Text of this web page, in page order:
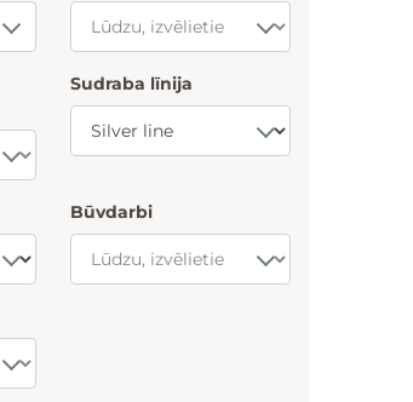
Sudraba līnija
Būvdarbi